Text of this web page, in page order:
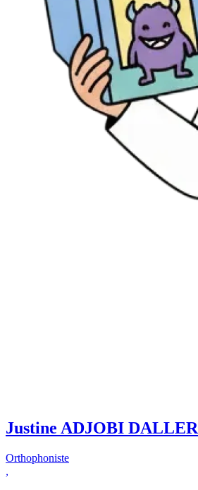
Justine ADJOBI DALLER
Orthophoniste